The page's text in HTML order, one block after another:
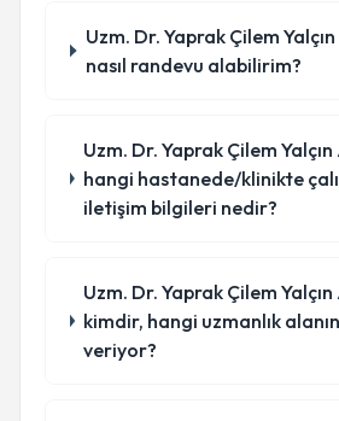
Uzm. Dr. Yaprak Çilem
nasıl randevu alabilirim?
Uzm. Dr. Yaprak Çilem
hangi hastanede/klinikte
iletişim bilgileri nedir?
Uzm. Dr. Yaprak Çilem
kimdir, hangi uzmanlık
veriyor?